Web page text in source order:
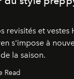
revisités et vestes
s'impose à
la saison.
Read